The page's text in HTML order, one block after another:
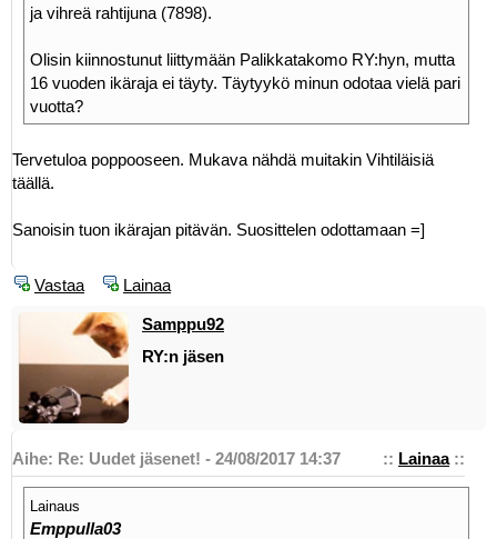
ja vihreä rahtijuna (7898).
Olisin kiinnostunut liittymään Palikkatakomo RY:hyn, mutta
16 vuoden ikäraja ei täyty. Täytyykö minun odotaa vielä pari
vuotta?
Tervetuloa poppooseen. Mukava nähdä muitakin Vihtiläisiä
täällä.
Sanoisin tuon ikärajan pitävän. Suosittelen odottamaan =]
Vastaa Lainaa
Samppu92
RY:n jäsen
:: Lainaa::
Aihe: Re: Uudet jäsenet! - 24/08/2017 14:37
Lainaus
Emppulla03